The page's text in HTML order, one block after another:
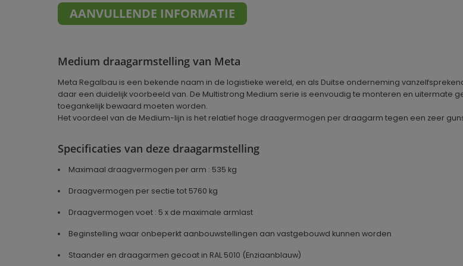
AANVULLENDE INFORMATIE
Medium draagarmstelling van Meta
Meta Regalbau is een bekende naam in de logistieke wereld, en als Duitse onderneming
daar een duidelijk voorbeeld van. De Multistrong Medium serie is eenvoudig te monteren en uitermate
toegankelijk bewaard moeten worden.
Het voordeel van de Medium-lijn is het relatief hoge draagvermogen per draagarm tegen een zeer
Specificaties van deze draagarmstelling
Maximaal draagvermogen per arm : 535 kg
Draagvermogen per sectie tot 5760 kg
Draagvermogen voet : 5 x de maximale armlast
Beginstelling waar onbeperkt aanbouwstellingen aan vastgebouwd kunnen worden
Staander en draagarmen gecoat in RAL 5010 (Enziaanblauw)